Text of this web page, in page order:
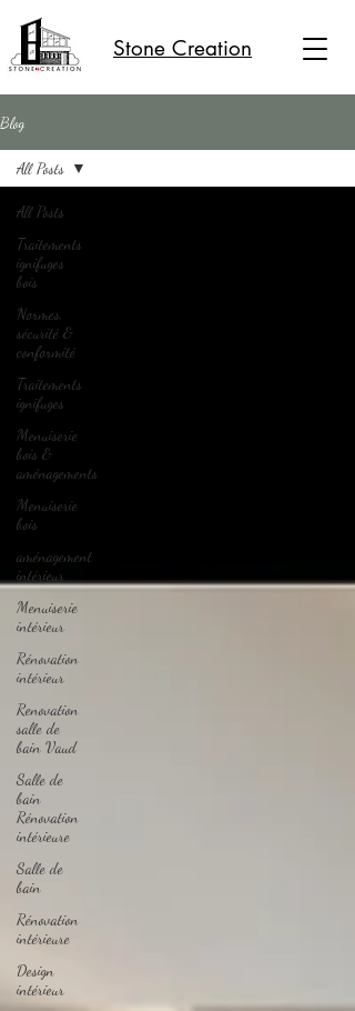
Stone Creation
Blog
All Posts
Traitements
ignifuges
bois
Normes,
sécurité &
conformité
Traitements
ignifuges
Menuiserie
bois &
aménagements
Menuiserie
bois
aménagement
intérieur
Menuiserie
intérieur
Rénovation
intérieur
Renovation
salle de
bain Vaud
Salle de
bain
Rénovation
intérieure
Salle de
bain
Rénovation
intérieure
Design
intérieur
All Posts